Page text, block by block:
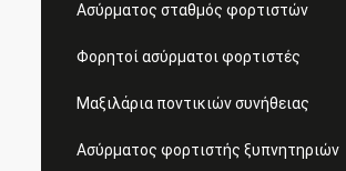
Ασύρματος σταθμός φορτιστών
Φορητοί ασύρματοι φορτιστές
Μαξιλάρια ποντικιών συνήθειας
Ασύρματος φορτιστής ξυπνητηριών